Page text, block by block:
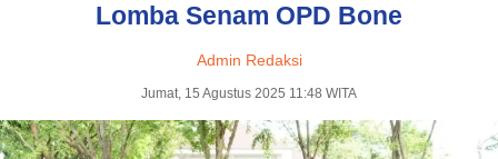
Lomba Senam OPD Bone
Admin Redaksi
Jumat, 15 Agustus 2025 11:48 WITA